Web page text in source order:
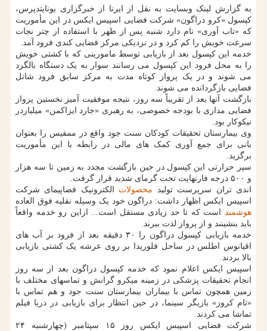
به گزارش لینک وبسایت به نقل از ایرنا از خبرگزاری یونایتدپرس،
کپسول «کرو دراگون» شرکت فضایی اسپیس ایکس در این مأموریت
که «تاب آوری» نام دارد شنبه پس از ظهر با استفاده از چتر نجات
سرعت خویش را کم کرد و در نزدیکی مرکز فضایی کندی فرود آمد.
خدمه این کپسول بعد از بازیابی توسط مامورینی که با کشتی خویش
را به محل فرود این کپسول می رسانند سوار به یک دستگاه بالگرد
می شوند و در یک پرواز کوتاه مدت به مرکز سابق فرود شاتل
فضایی بازگردانده می شوند.
بازگشت آنها بعد از تقریباً سه روز، نتیجه موفقیت آمیز نخستین پرواز
فضایی مداری با بودجه خصوصی، به رهبری «جارد ایزاکمن» میلیاردر
نیکوکار بود.
وی بیمارستان تحقیقات کودکان سنت جود واقع در ممفیس را بعنوان
بانی برای جمع آوری کمک های مالی در رابطه با این مأموریت
برگزید.
سپر حرارتی این کپسول در حین بازگشت مجدد به زمین تا سه هزار
و ۵۰۰ درجه فارنهایت تحت گرمای شدید قرار گرفت.
اندی تران سرپرست تولید محصولات الکترونیک فضاپیمای شرکت
اسپیس ایکس اظهار داشت: دراگون خود یک وسیله نقلیه فوق العاده
هوشمند است که تا حد زیادی مستقل است... ازاین رو خدمه واقعاً
باید بنشینند و از پرواز لذت ببرند.
خدمه بازیابی کپسول دراگون را ۳۰ دقیقه بعد از فرود بر آب های
اقیانوس اطلس در ساحل فلوریدا بر روی عرشه یک کشتی بازیابی
بالا بردند.
اسپیس ایکس اعلام نمود که خدمه کپسول دراگون بعد از سه روز
انجام تحقیقات پزشکی در زمینه میکرو گرانش و تماسهای مختلف با
زمین همچون تماس با بیماران بیمارستان سنت جود و هم تماس با
«تام کروز» بازیگر سینما، در حین انتظار برای بازیابی در دریا فیلم
تماشا می کردند.
شرکت فضایی اسپیس ایکس روز ۱۵ سپتامبر (چهارشنبه ۲۴